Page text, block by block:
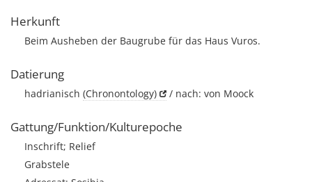
Herkunft
Beim Ausheben der Baugrube für das Haus Vuros.
Datierung
hadrianisch (Chronontology) / nach: von Moock
Gattung/Funktion/Kulturepoche
Inschrift; Relief
Grabstele